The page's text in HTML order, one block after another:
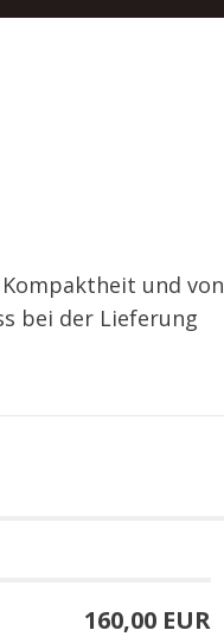
und von
bei der Lieferung
160,00 EUR